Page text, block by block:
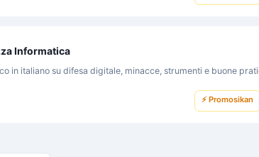
Informatica
in italiano su difesa digitale, minacce, strumenti e buone
⚡ Promosikan